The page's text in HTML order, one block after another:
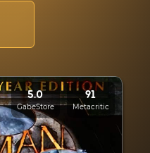
5.0
GabeStore
91
Metacritic